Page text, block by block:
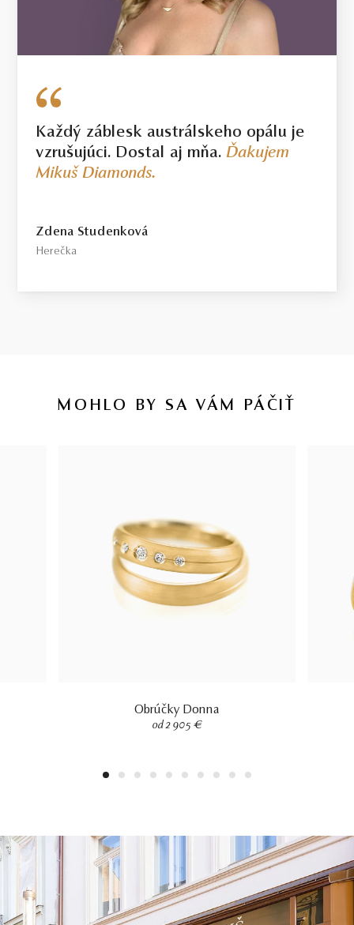
Každý záblesk austrálskeho opálu je
vzrušujúci. Dostal aj mňa.Ďakujem
Mikuš Diamonds.
Zdena Studenková
Herečka
MOHLO BY SA VÁM PÁČIŤ
Obrúčky Donna
od 2 905 €
1 2 3 4 5 6 7 8 9 10